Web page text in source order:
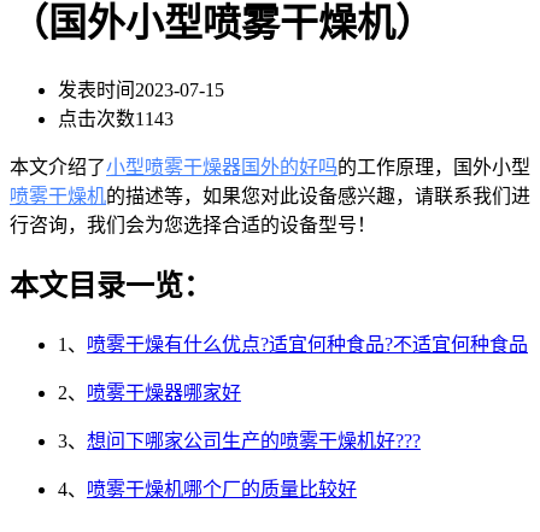
（国外小型喷雾干燥机）
发表时间 2023-07-15
点击次数1143
本文介绍了小型喷雾干燥器国外的好吗的工作原理，国外小型
喷雾干燥机的描述等，如果您对此设备感兴趣，请联系我们进
行咨询，我们会为您选择合适的设备型号！
本文目录一览：
1、 喷雾干燥有什么优点?适宜何种食品?不适宜何种食品
2、 喷雾干燥器哪家好
3、 想问下哪家公司生产的喷雾干燥机好???
4、 喷雾干燥机哪个厂的质量比较好